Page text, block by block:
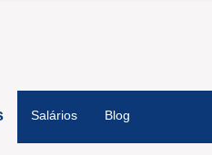
Salários Blog